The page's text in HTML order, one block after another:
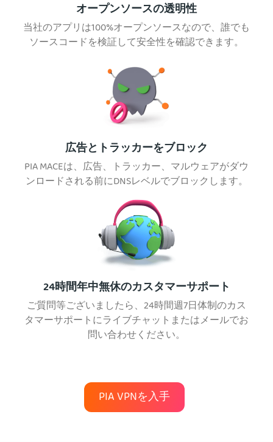
オープンソースの透明性
当社のアプリは100%オープンソースなので、誰でも
ソースコードを検証して安全性を確認できます。
広告とトラッカーをブロック
PIA MACEは、広告、トラッカー、マルウェアがダウ
ンロードされる前にDNSレベルでブロックします。
24時間年中無休のカスタマーサポート
ご質問等ございましたら、24時間週7日体制のカス
タマーサポートにライブチャットまたはメールでお
問い合わせください。
PIA VPNを入手